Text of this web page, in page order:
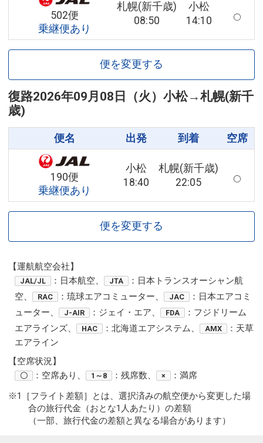
502便
乗継便あり
札幌(新千歳)
08:50
小松
14:10
便を変更する
復路2026年09月08日（火） 小松→札幌(新千
歳)
便名 出発 到着 空席
190便
乗継便あり
小松
18:40
札幌(新千歳)
22:05
便を変更する
【運航航空会社】
JAL/JL ：日本航空、 JTA
：日本トランスオーシャン航
空、
RAC ：琉球エアコミューター、 JAC
：日本エアコミ
ューター、
J-AIR ：ジェイ・エア、 FDA
：フジドリーム
エアラインズ、
HAC ：北海道エアシステム、 AMX
：天草
エアライン
【空席状況】
〇 ：空席あり、 1～8 ：残席数、 ×
：満席
※1［フライト差額］とは、選択済みの航空便から変更した場
合の旅行代金（おとな1人あたり）の差額
（一部、旅行代金の差額と異なる場合があります）